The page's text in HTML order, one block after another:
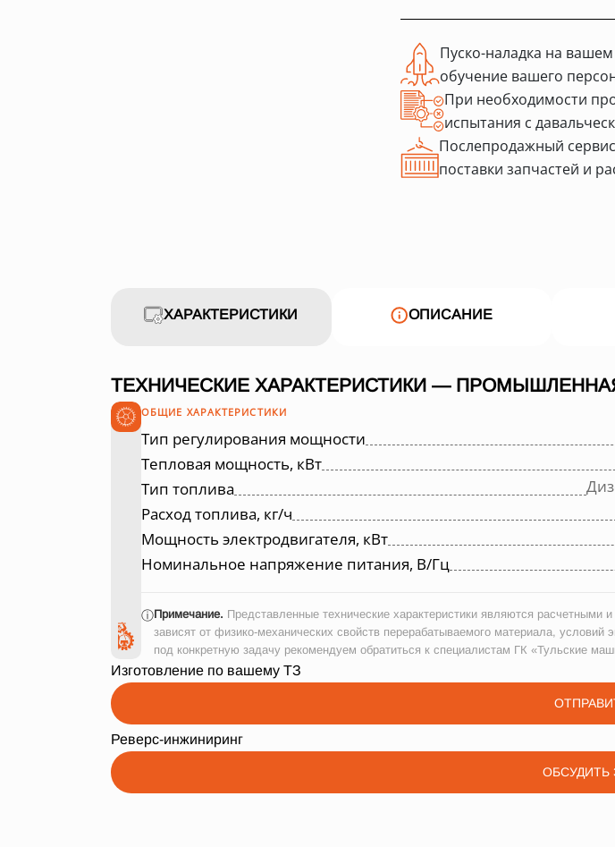
Пуско-наладка на
обучение вашего
При необходимости
испытания с
Послепродажный
поставки запчастей и
ХАРАКТЕРИСТИКИ ОПИСАНИЕ
ТЕХНИЧЕСКИЕ ХАРАКТЕРИСТИКИ —
ОБЩИЕ ХАРАКТЕРИСТИКИ
Тип регулирования мощности
Тепловая мощность, кВт
Тип топлива
Расход топлива, кг/ч
Мощность электродвигателя, кВт
Номинальное напряжение питания, В/Гц
ⓘПримечание. Представленные технические характеристики являются
зависят от физико-механических свойств перерабатываемого материала,
под конкретную задачу рекомендуем обратиться к специалистам ГК «Тульские
Изготовление по вашему ТЗ
Реверс-инжиниринг
ОБСУДИТЬ